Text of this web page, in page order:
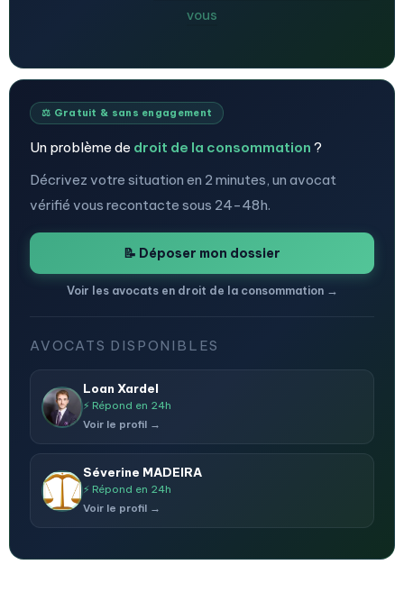
vous
⚖️ Gratuit & sans engagement
Un problème de droit de la consommation ?
Décrivez votre situation en 2 minutes, un avocat
vérifié vous recontacte sous 24-48h.
📝 Déposer mon dossier
Voir les avocats en droit de la consommation →
AVOCATS DISPONIBLES
Loan Xardel
⚡ Répond en 24h
Voir le profil →
Séverine MADEIRA
⚡ Répond en 24h
Voir le profil →